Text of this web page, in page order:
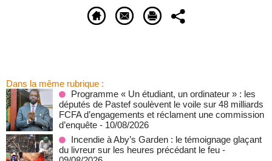
Dans la même rubrique :
Programme « Un étudiant, un ordinateur » : les
députés de Pastef soulèvent le voile sur 48 milliards
FCFA d’engagements et réclament une commission
d’enquête - 10/08/2026
Incendie à Aby’s Garden : le témoignage glaçant
du livreur sur les heures précédant le feu -